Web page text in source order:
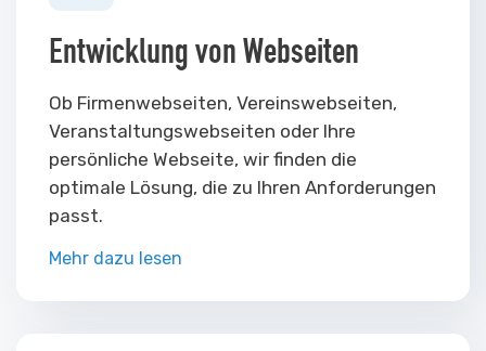
Entwicklung von Webseiten
Ob Firmenwebseiten, Vereinswebseiten,
Veranstaltungswebseiten oder Ihre
persönliche Webseite, wir finden die
optimale Lösung, die zu Ihren Anforderungen
passt.
Mehr dazu lesen